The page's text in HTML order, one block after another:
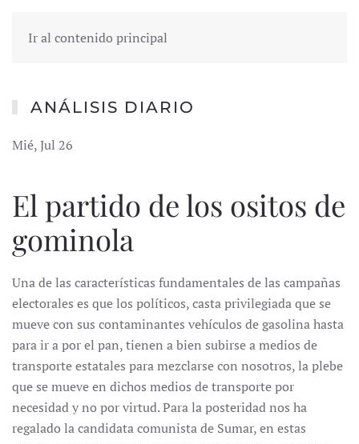
Ir al contenido principal
ANÁLISIS DIARIO
Mié, Jul 26
El partido de los ositos de
gominola
Una de las características fundamentales de las campañas
electorales es que los políticos, casta privilegiada que se
mueve con sus contaminantes vehículos de gasolina hasta
para ir a por el pan, tienen a bien subirse a medios de
transporte estatales para mezclarse con nosotros, la plebe
que se mueve en dichos medios de transporte por
necesidad y no por virtud. Para la posteridad nos ha
regalado la candidata comunista de Sumar, en estas